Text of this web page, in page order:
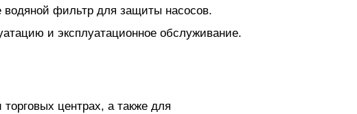
водяной фильтр для защиты насосов.
и эксплуатационное обслуживание.
центрах, а также для